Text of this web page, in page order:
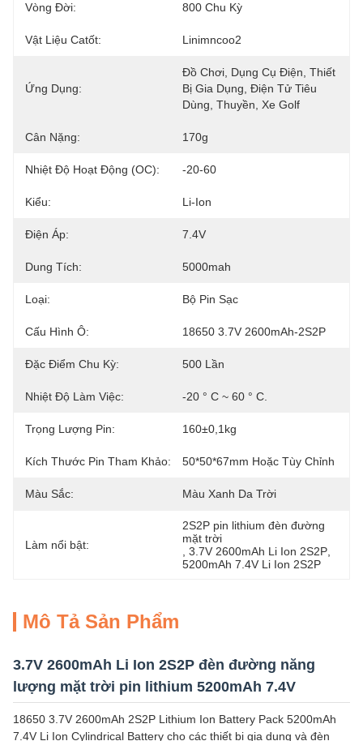
Vòng Đời: 800 Chu Kỳ
Vật Liệu Catốt: Linimncoo2
Ứng Dụng:
Đồ Chơi, Dụng Cụ Điện, Thiết
Bị Gia Dụng, Điện Tử Tiêu
Dùng, Thuyền, Xe Golf
Cân Nặng: 170g
Nhiệt Độ Hoạt Động (oC): -20-60
Kiểu: Li-Ion
Điện Áp: 7.4V
Dung Tích: 5000mah
Loại: Bộ Pin Sạc
Cấu Hình Ô: 18650 3.7V 2600mAh-2S2P
Đặc Điểm Chu Kỳ: 500 Lần
Nhiệt Độ Làm Việc: -20 ° C ~ 60 ° C.
Trọng Lượng Pin: 160±0,1kg
Kích Thước Pin Tham Khảo: 50*50*67mm Hoặc Tùy Chỉnh
Màu Sắc: Màu Xanh Da Trời
Làm nổi bật:
2S2P pin lithium đèn đường
mặt trời
3.7V 2600mAh Li Ion 2S2P
5200mAh 7.4V Li Ion 2S2P
Mô Tả Sản Phẩm
3.7V 2600mAh Li Ion 2S2P đèn đường năng
lượng mặt trời pin lithium 5200mAh 7.4V
18650 3.7V 2600mAh 2S2P Lithium Ion Battery Pack 5200mAh
7.4V Li Ion Cylindrical Battery cho các thiết bị gia dụng và đèn